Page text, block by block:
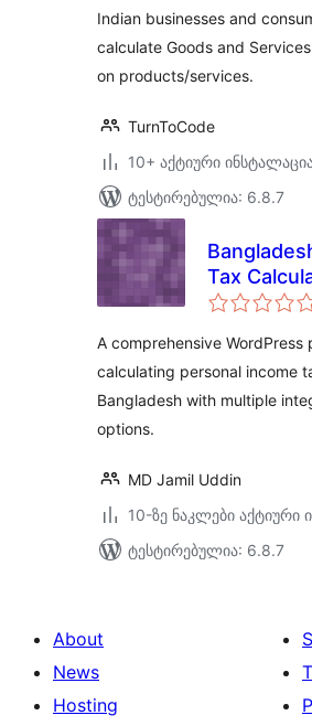
Indian businesses and
calculate Goods and
on products/services.
TurnToCode
10+ აქტიური
ტესტირებულია: 6.8.7
Tax
A comprehensive WordPress
calculating personal income
Bangladesh with multiple
options.
MD Jamil Uddin
10-ზე ნაკლები აქტიური
ტესტირებულია: 6.8.7
About
News
Hosting